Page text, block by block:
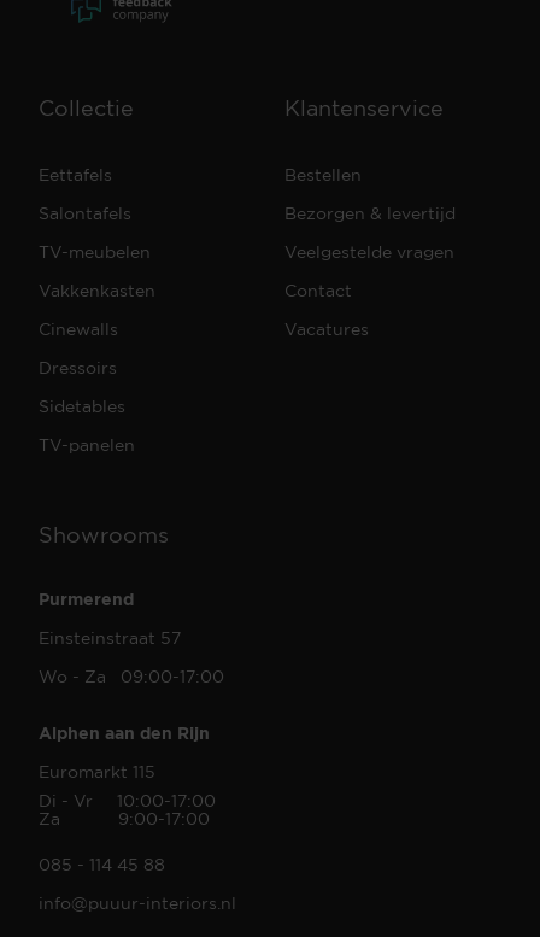
Collectie
Eettafels
Salontafels
TV-meubelen
Vakkenkasten
Cinewalls
Dressoirs
Sidetables
TV-panelen
Klantenservice
Bestellen
Bezorgen & levertijd
Veelgestelde vragen
Contact
Vacatures
Showrooms
Purmerend
Einsteinstraat 57
Wo - Za 09:00-17:00
Alphen aan den Rijn
Euromarkt 115
Di - Vr 10:00-17:00
Za 9:00-17:00
085 - 114 45 88
info@puuur-interiors.nl